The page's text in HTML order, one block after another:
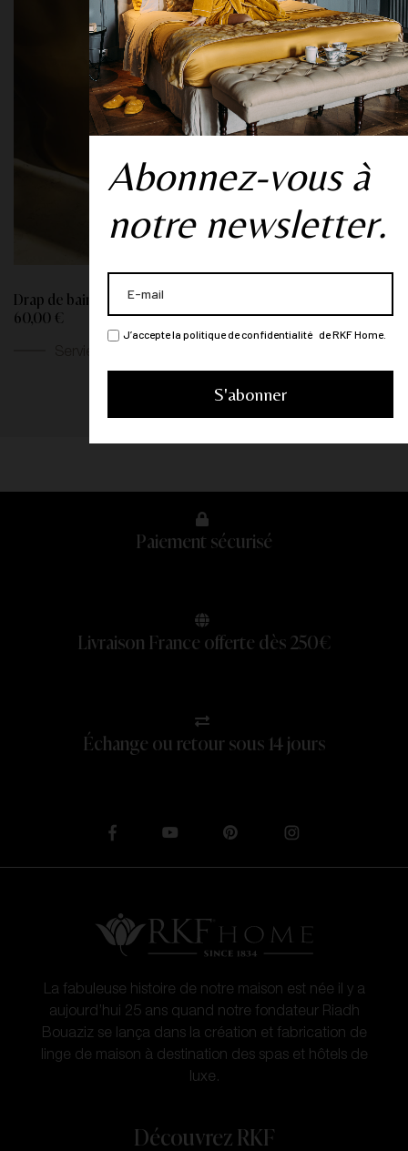
Drap de bain "Forêt Boréale" - Blanc
60,00 €
Paiement sécurisé
Livraison France offerte dès 250€
Échange ou retour sous 14 jours
La fabuleuse histoire de notre maison est née il y a
aujourd’hui 25 ans quand notre fondateur Riadh
Bouaziz se lança dans la création et fabrication de
linge de maison à destination des spas et hôtels de
luxe.
Découvrez RKF
Abonnez-vous à
notre newsletter.
J’accepte la politique de confidentialité de RKF Home.